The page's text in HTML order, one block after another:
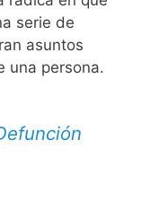
serie de
asuntos
una persona.